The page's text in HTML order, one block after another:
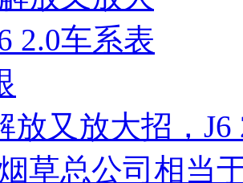
放又放大招，